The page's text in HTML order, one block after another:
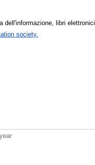
dell'informazione, libri elettronici
society.